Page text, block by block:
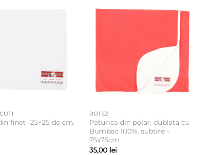
finet -25×25 de cm,
BOTEZ
Paturica din polar, dublata cu
Bumbac 100%, subtire –
75x75cm
35,00 lei